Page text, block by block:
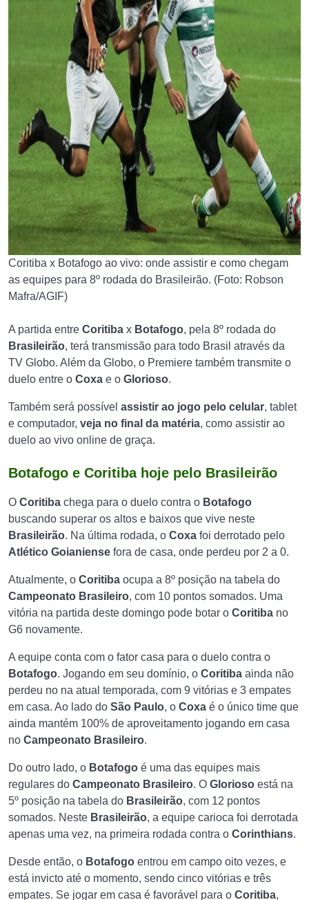
Coritiba x Botafogo ao vivo: onde assistir e como chegam
as equipes para 8º rodada do Brasileirão. (Foto: Robson
Mafra/AGIF)
A partida entre Coritiba x Botafogo, pela 8º rodada do
Brasileirão, terá transmissão para todo Brasil através da
TV Globo. Além da Globo, o Premiere também transmite o
duelo entre o Coxa e o Glorioso.
Também será possível assistir ao jogo pelo celular, tablet
e computador, veja no final da matéria, como assistir ao
duelo ao vivo online de graça.
Botafogo e Coritiba hoje pelo Brasileirão
O Coritiba chega para o duelo contra o Botafogo
buscando superar os altos e baixos que vive neste
Brasileirão. Na última rodada, o Coxa foi derrotado pelo
Atlético Goianiense fora de casa, onde perdeu por 2 a 0.
Atualmente, o Coritiba ocupa a 8º posição na tabela do
Campeonato Brasileiro, com 10 pontos somados. Uma
vitória na partida deste domingo pode botar o Coritiba no
G6 novamente.
A equipe conta com o fator casa para o duelo contra o
Botafogo. Jogando em seu domínio, o Coritiba ainda não
perdeu no na atual temporada, com 9 vitórias e 3 empates
em casa. Ao lado do São Paulo, o Coxa é o único time que
ainda mantém 100% de aproveitamento jogando em casa
no Campeonato Brasileiro.
Do outro lado, o Botafogo é uma das equipes mais
regulares do Campeonato Brasileiro. O Glorioso está na
5º posição na tabela do Brasileirão, com 12 pontos
somados. Neste Brasileirão, a equipe carioca foi derrotada
apenas uma vez, na primeira rodada contra o Corinthians.
Desde então, o Botafogo entrou em campo oito vezes, e
está invicto até o momento, sendo cinco vitórias e três
empates. Se jogar em casa é favorável para o Coritiba,